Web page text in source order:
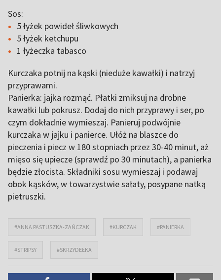
Sos:
5 łyżek powideł śliwkowych
5 łyżek ketchupu
1 łyżeczka tabasco
Kurczaka potnij na kąski (nieduże kawałki) i natrzyj
przyprawami.
Panierka: jajka rozmąć. Płatki zmiksuj na drobne
kawałki lub pokrusz. Dodaj do nich przyprawy i ser, po
czym dokładnie wymieszaj. Panieruj podwójnie
kurczaka w jajku i panierce. Ułóż na blaszce do
pieczenia i piecz w 180 stopniach przez 30-40 minut, aż
mięso się upiecze (sprawdź po 30 minutach), a panierka
będzie złocista. Składniki sosu wymieszaj i podawaj
obok kąsków, w towarzystwie sałaty, posypane natką
pietruszki.
#ANNA PASTUSZKA-ZAŃCZAK #KURCZAK #PANIERKA
#STRIPSY #SKRZYDEŁKA